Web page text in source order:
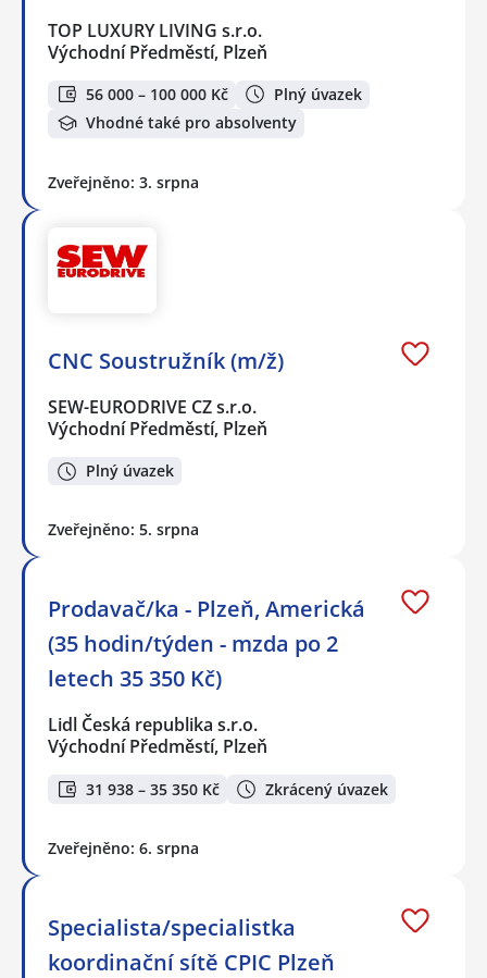
TOP LUXURY LIVING s.r.o.
Východní Předměstí, Plzeň
56 000 – 100 000 Kč
Plný úvazek
Vhodné také pro absolventy
Zveřejněno: 3. srpna
CNC Soustružník (m/ž)
SEW-EURODRIVE CZ s.r.o.
Východní Předměstí, Plzeň
Plný úvazek
Zveřejněno: 5. srpna
Prodavač/ka - Plzeň, Americká
(35 hodin/týden - mzda po 2
letech 35 350 Kč)
Lidl Česká republika s.r.o.
Východní Předměstí, Plzeň
31 938 – 35 350 Kč Zkrácený úvazek
Zveřejněno: 6. srpna
Specialista/specialistka
koordinační sítě CPIC Plzeň